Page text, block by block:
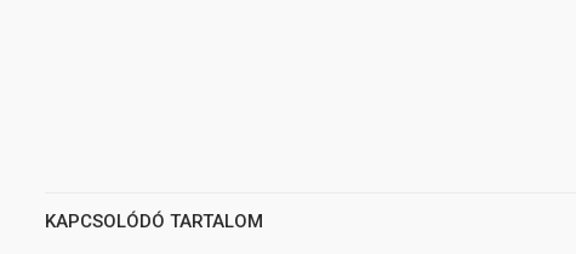
KAPCSOLÓDÓ TARTALOM